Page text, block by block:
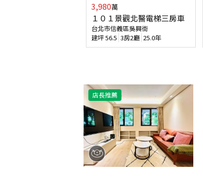
3,980萬
１０１景觀北醫電梯三房車
台北市信義區吳興街
建坪56.5 3房2廳 25.0年
店長推薦